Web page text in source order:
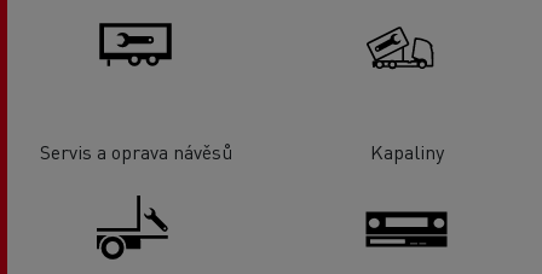
Servis a oprava návěsů Kapaliny